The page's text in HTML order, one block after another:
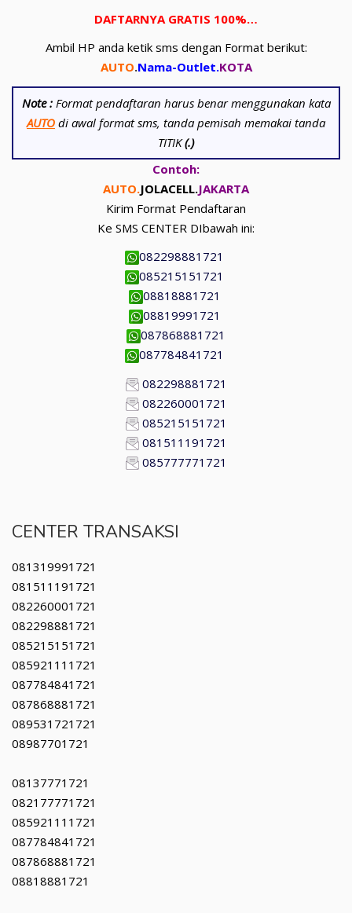
DAFTARNYA GRATIS 100%…
Ambil HP anda ketik sms dengan Format berikut:
AUTO.Nama-Outlet.KOTA
Note : Format pendaftaran harus benar menggunakan kata
AUTO di awal format sms, tanda pemisah memakai tanda
TITIK(.)
Contoh:
AUTO.JOLACELL.JAKARTA
Kirim Format Pendaftaran
Ke SMS CENTER DIbawah ini:
082298881721
085215151721
08818881721
08819991721
087868881721
087784841721
082298881721
082260001721
085215151721
081511191721
085777771721
CENTER TRANSAKSI
081319991721
081511191721
082260001721
082298881721
085215151721
085921111721
087784841721
087868881721
089531721721
08987701721
08137771721
082177771721
085921111721
087784841721
087868881721
08818881721